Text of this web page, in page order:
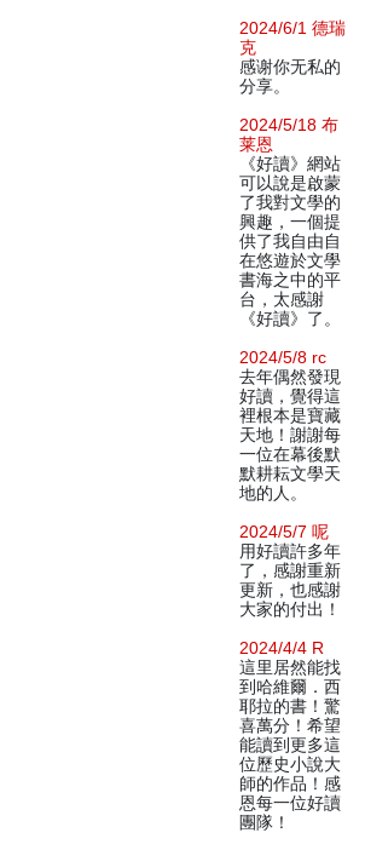
2024/6/1 德瑞
克
感谢你无私的
分享。
2024/5/18 布
莱恩
《好讀》網站
可以說是啟蒙
了我對文學的
興趣，一個提
供了我自由自
在悠遊於文學
書海之中的平
台，太感謝
《好讀》了。
2024/5/8 rc
去年偶然發現
好讀，覺得這
裡根本是寶藏
天地！謝謝每
一位在幕後默
默耕耘文學天
地的人。
2024/5/7 呢
用好讀許多年
了，感謝重新
更新，也感謝
大家的付出！
2024/4/4 R
這里居然能找
到哈維爾．西
耶拉的書！驚
喜萬分！希望
能讀到更多這
位歷史小說大
師的作品！感
恩每一位好讀
團隊！